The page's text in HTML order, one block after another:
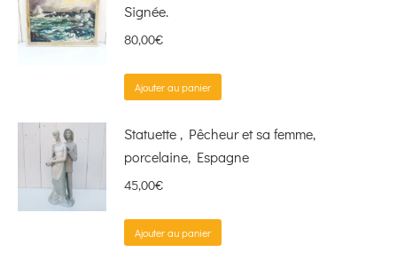
Signée.
80,00€
Ajouter au panier
Statuette , Pêcheur et sa femme,
porcelaine, Espagne
45,00€
Ajouter au panier